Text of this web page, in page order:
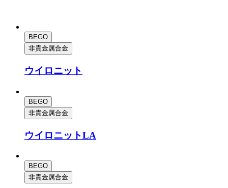
BEGO
非貴金属合金
ウイロニット
BEGO
非貴金属合金
ウイロニットLA
BEGO
非貴金属合金